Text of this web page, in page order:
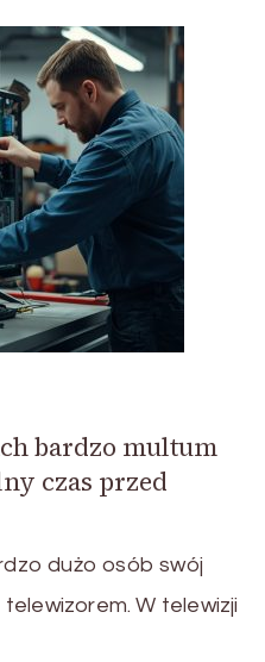
bardzo multum
czas przed
dużo osób swój
W telewizji